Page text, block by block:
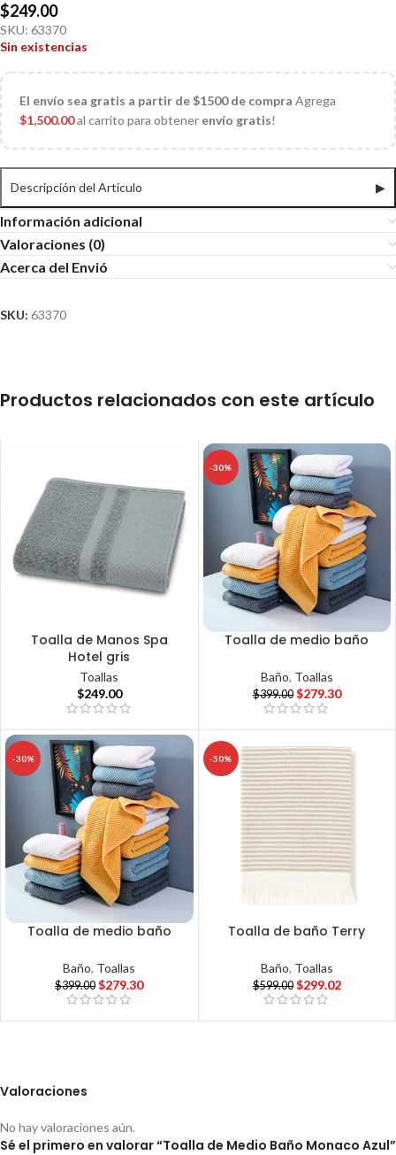
$249.00
SKU: 63370
Sin existencias
El envío sea gratis a partir de $1500 de compra Agrega
$1,500.00al carrito para obtener envío gratis!
Descripción del Articulo ▶
Información adicional
Valoraciones (0)
Acerca del Envió
SKU: 63370
Productos relacionados con este artículo
Toalla de Manos Spa
Hotel gris
Toallas
$249.00
-30%
Toalla de medio baño
Baño, Toallas
$399.00 $279.30
-30%
Toalla de medio baño
Baño, Toallas
$399.00 $279.30
-50%
Toalla de baño Terry
Baño, Toallas
$599.00 $299.02
Valoraciones
No hay valoraciones aún.
Sé el primero en valorar “Toalla de Medio Baño Monaco Azul”